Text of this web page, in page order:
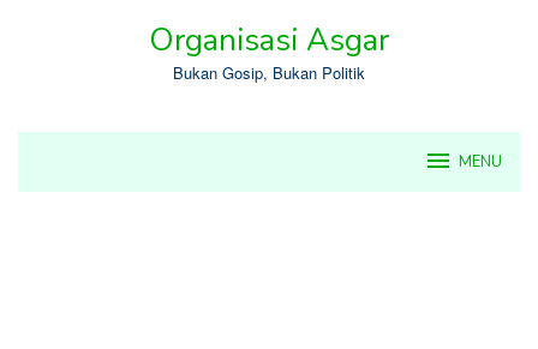
Organisasi Asgar
Bukan Gosip, Bukan Politik
MENU